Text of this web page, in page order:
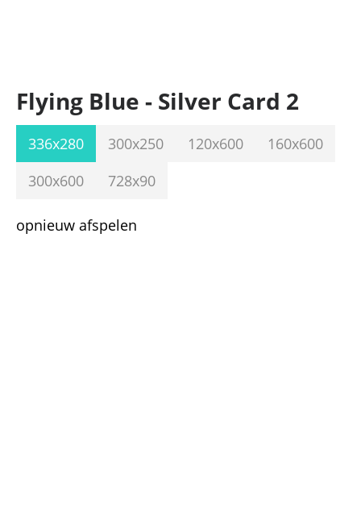
Flying Blue - Silver Card 2
336x280 300x250 120x600
160x600
300x600
728x90
opnieuw afspelen